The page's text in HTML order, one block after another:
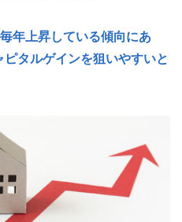
年上昇している傾向にあ
タルゲインを狙いやすいと